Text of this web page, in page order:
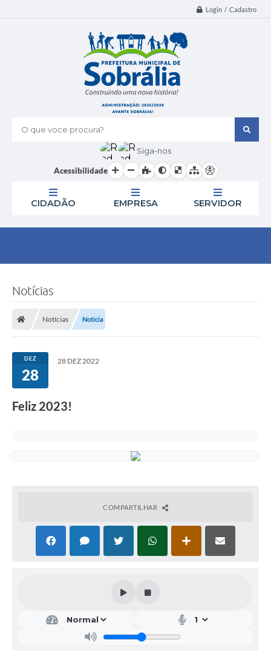
Login / Cadastro
O que voce procura?
Siga-nos
Acessibilidade
CIDADÃO EMPRESA SERVIDOR
Notícias
Notícias Notícia
DEZ
28
28 DEZ 2022
Feliz 2023!
COMPARTILHAR